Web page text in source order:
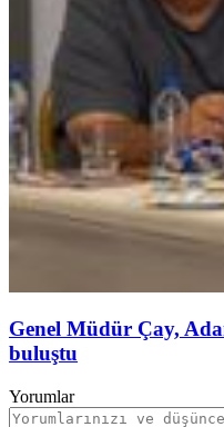
Genel Müdür Çay,
buluştu
Yorumlar